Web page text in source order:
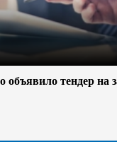
объявило тендер на